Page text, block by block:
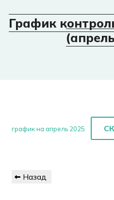
График
график на апрель 2025
по
Предыдущая
Назад